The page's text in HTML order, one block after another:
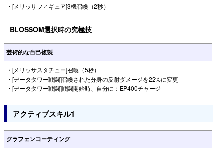
・[メリッサフィギュア]3機召喚（2秒）
BLOSSOM選択時の究極技
芸術的な自己複製
・[メリッサスタチュー]召喚（5秒）
・[データタワー戦闘]召喚された分身の反射ダメージを22%に変更
・[データタワー戦闘]戦闘開始時、自分に：EP400チャージ
アクティブスキル1
グラフェンコーティング